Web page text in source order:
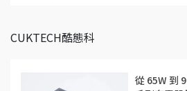
CUKTECH酷態科
從 65W 到